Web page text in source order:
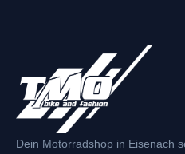
Dein Motorradshop in Eisenach